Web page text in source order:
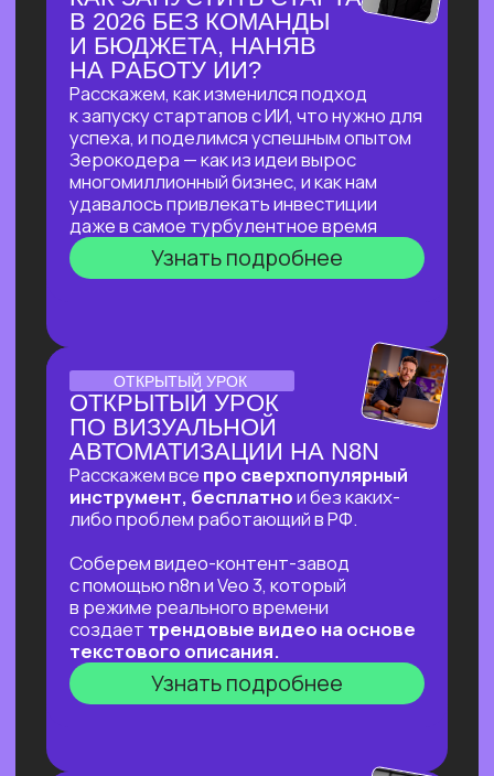
В прямом эфире мы покажем, как
с помощью ИИ автоматизировать
до 90% работы со сложными
документами, за минуты проверять
их на соответствие законодательству
и кратно сократить время на рутинные
задачи!
Узнать подробнее
ОНЛАЙН-ПРАКТИКУМ
ПО НЕЙРОСЕТЯМ
ДЛЯ САМОЗАНЯТЫХ,
РУКОВОДИТЕЛЕЙ
процессы, если нет времени
разбираться
Узнать подробнее
ОНЛАЙН-ПРАКТИКУМ
ОНЛАЙН-ПРАКТИКУМ
ДЛЯ ТЕХ, КТО УЖЕ НА
«ТЫ»С НЕЙРОСЕТЯМИ
В прямом эфире соберем «контент-
генерацией постов на основе новостей,
созданием иллюстраций к ним
и автопостингом!
⚡Никакой «базы» и «основ» —
приходи за действительно мощной
экспертизой в ИИ и узнай, что взять
от нейросетей уверенным
пользователям!